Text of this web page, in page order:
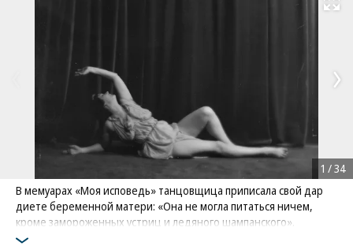
Развернуть
В мемуарах «Моя исповедь» танцовщица приписала свой дар
диете беременной матери: «Она не могла питаться ничем,
кроме замороженных устриц и ледяного шампанского».
Айседора верила, что эта «пища Афродиты» и возбудила ее
1 /34